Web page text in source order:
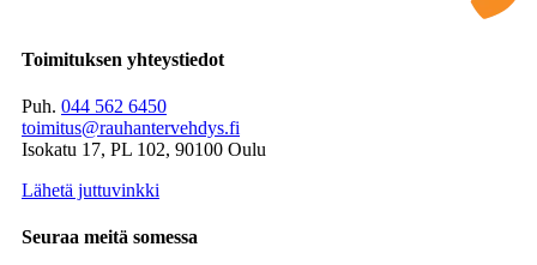
Toimituksen yhteystiedot
Puh. 044 562 6450
toimitus@rauhantervehdys.fi
Isokatu 17, PL 102, 90100 Oulu
Lähetä juttuvinkki
Seuraa meitä somessa